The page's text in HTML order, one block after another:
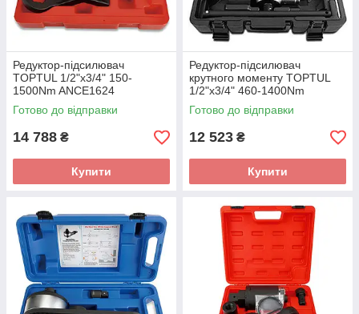
Редуктор-підсилювач
TOPTUL 1/2"х3/4" 150-
1500Nm ANCE1624
Готово до відправки
14 788 ₴
Купити
Редуктор-підсилювач
крутного моменту TOPTUL
1/2"х3/4" 460-1400Nm
ANAE1624
Готово до відправки
12 523 ₴
Купити